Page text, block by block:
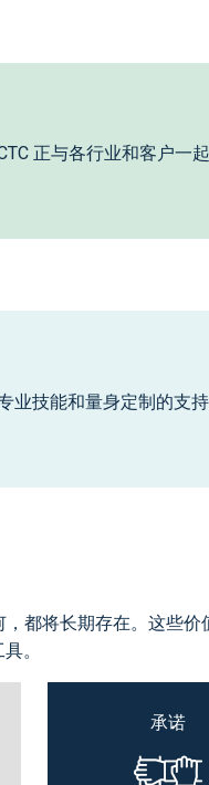
正与各行业和客户一
业技能和量身定制的支
都将长期存在。这些价
。
承诺